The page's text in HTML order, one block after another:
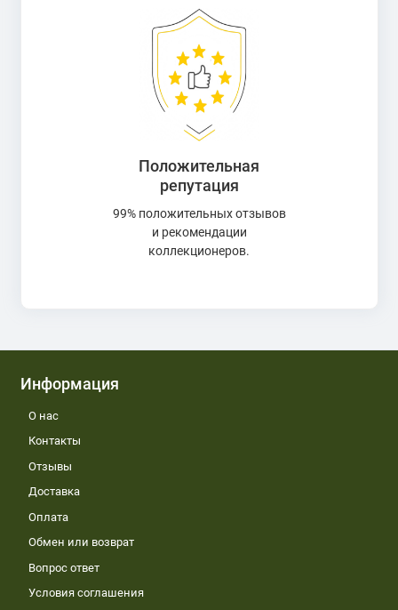
Положительная
репутация
99% положительных отзывов
и рекомендации
коллекционеров.
Информация
О нас
Контакты
Отзывы
Доставка
Оплата
Обмен или возврат
Вопрос ответ
Условия соглашения